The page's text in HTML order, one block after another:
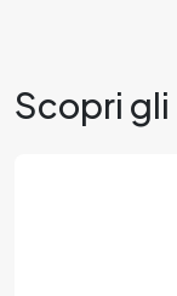
Scopri gli